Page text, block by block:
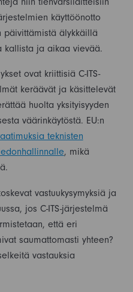
niin tienvarsilaitteisiin
käyttöönotto
päivittämistä älykkäillä
kallista ja aikaa vievää.
ovat kriittisiä C-ITS-
keräävät ja käsittelevät
huolta yksityisyyden
väärinkäytöstä. EU:n
teknisten
, mikä
vastuukysymyksiä ja
jos C-ITS-järjestelmä
että eri
saumattomasti yhteen?
vastauksia